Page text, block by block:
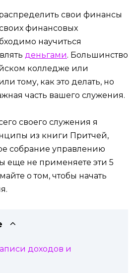
свои финансы
финансовых
научиться
деньгами. Большинство
колледже или
тому, как это делать, но
часть вашего служения.
своего служения я
из книги Притчей,
собрание управлению
еще не применяете эти 5
о том, чтобы начать
доходов и